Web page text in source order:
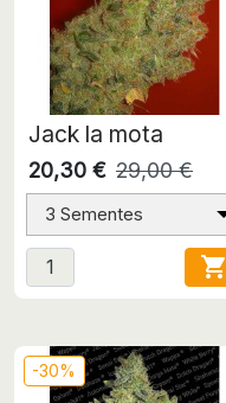
Jack la mota
20,30 € 29,00 €
3 Sementes

-30%